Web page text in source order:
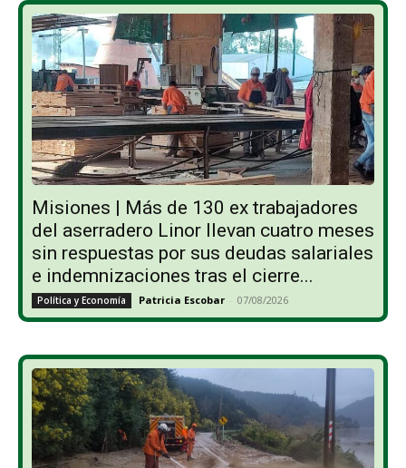
Misiones | Más de 130 ex trabajadores
del aserradero Linor llevan cuatro meses
sin respuestas por sus deudas salariales
e indemnizaciones tras el cierre...
Política y Economía Patricia Escobar - 07/08/2026